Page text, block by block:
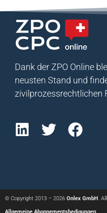
Dank der ZPO Online
neusten Stand und
zivilprozessrechtlichen
© Copyright 2013 – 2026 Onlex GmbH.